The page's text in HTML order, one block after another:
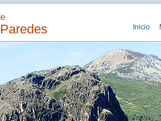
Inicio